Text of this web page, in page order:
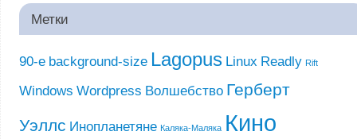
Метки
90-е background-size Lagopus Linux Readly Rift
Windows Wordpress Волшебство Герберт
Уэллс Инопланетяне Каляка-Маляка Кино